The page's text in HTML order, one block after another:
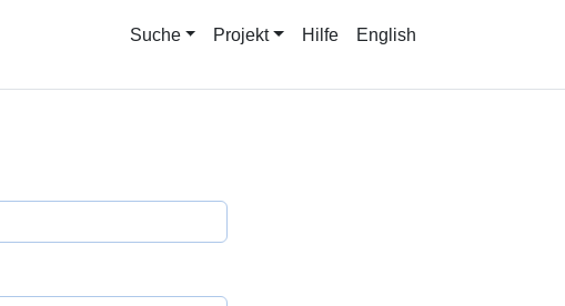
Suche Projekt Hilfe English